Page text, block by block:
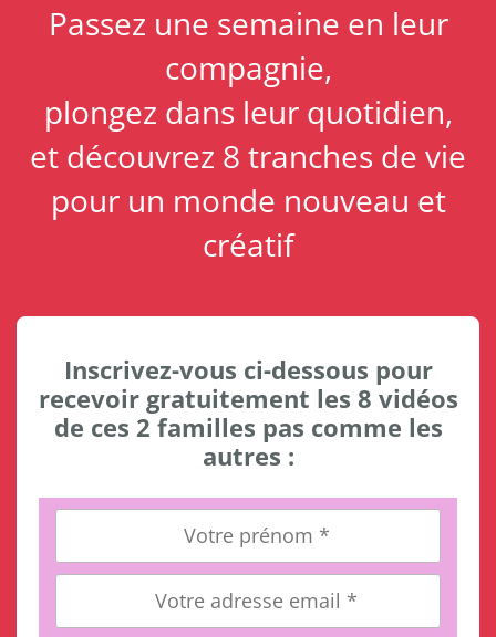
Passez une semaine en leur
compagnie,
plongez dans leur quotidien,
et découvrez 8 tranches de vie
pour un monde nouveau et
créatif
Inscrivez-vous ci-dessous pour
recevoir gratuitement les 8 vidéos
de ces 2 familles pas comme les
autres :